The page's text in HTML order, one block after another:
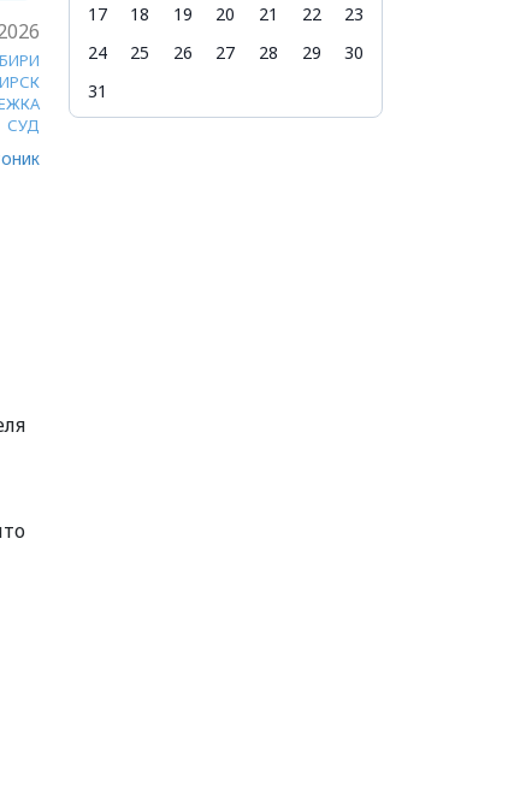
СУД
17
18 19 20 21 22
23
24
25 26 27 28 29
30
31